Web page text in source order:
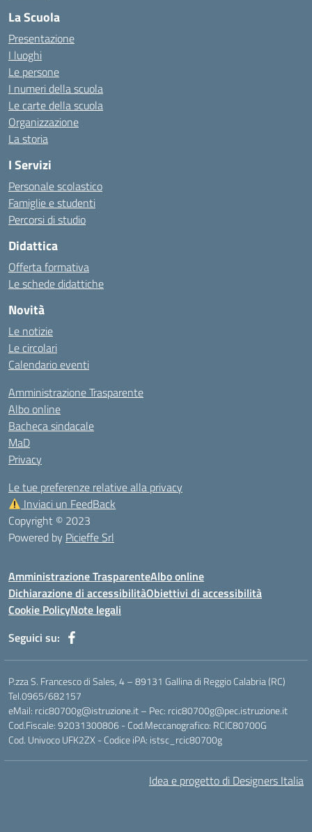
La Scuola
Presentazione
I luoghi
Le persone
I numeri della scuola
Le carte della scuola
Organizzazione
La storia
I Servizi
Personale scolastico
Famiglie e studenti
Percorsi di studio
Didattica
Offerta formativa
Le schede didattiche
Novità
Le notizie
Le circolari
Calendario eventi
Amministrazione Trasparente
Albo online
Bacheca sindacale
MaD
Privacy
Le tue preferenze relative alla privacy
Inviaci un FeedBack
Copyright © 2023
Powered by Picieffe Srl
Amministrazione TrasparenteAlbo online
Dichiarazione di accessibilitàObiettivi di accessibilità
Cookie PolicyNote legali
Seguici su:
P.zza S. Francesco di Sales, 4 – 89131 Gallina di Reggio Calabria (RC)
Tel.0965/682157
eMail: rcic80700g@istruzione.it – Pec: rcic80700g@pec.istruzione.it
Cod.Fiscale: 92031300806 - Cod.Meccanografico: RCIC80700G
Cod. Univoco UFK2ZX - Codice iPA: istsc_rcic80700g
Idea e progetto di Designers Italia